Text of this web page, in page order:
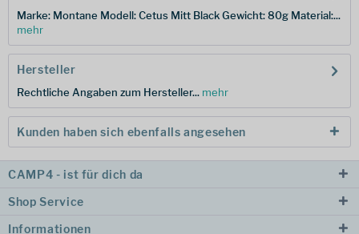
Marke: Montane Modell: Cetus Mitt Black Gewicht: 80g Material:...
mehr
Hersteller
Rechtliche Angaben zum Hersteller... mehr
Kunden haben sich ebenfalls angesehen
CAMP4 - ist für dich da
Shop Service
Informationen